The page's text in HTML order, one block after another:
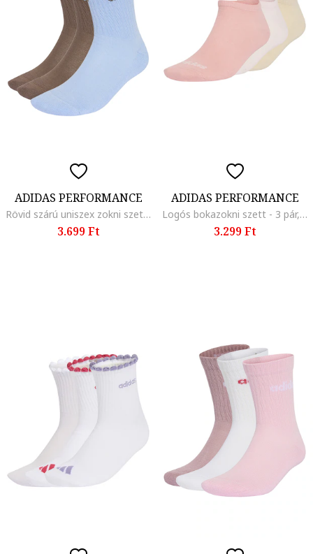
ADIDAS PERFORMANCE
Rövid szárú uniszex zokni szett - 3 pár
3.699 Ft
ADIDAS PERFORMANCE
Logós bokazokni szett - 3 pár, Világos rózsaszín/Halvány rózsaszín/Rózsaszín
3.299 Ft